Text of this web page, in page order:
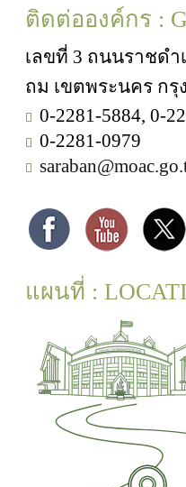
ติดต่อองค์กร :
เลขที่ 3 ถนนราชด
ถม เขตพระนคร กรุ
0-2281-5884, 0-
0-2281-0979
แผนที่ :